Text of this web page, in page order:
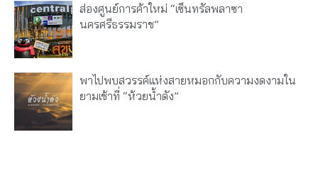
ส่องศูนย์การค้าใหม่ “เซ็นทรัลพลาซา
นครศรีธรรมราช”
พาไปพบสวรรค์แห่งสายหมอกกับความงดงามใน
ยามเช้าที่ “ห้วยน้ำดัง”